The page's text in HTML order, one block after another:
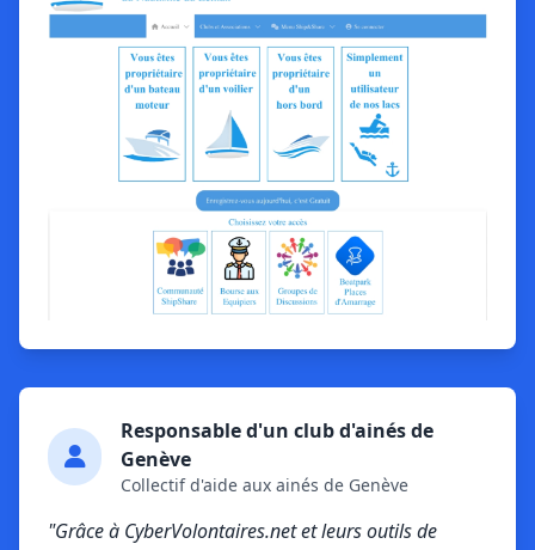
Responsable d'un club d'ainés de
Genève
Collectif d'aide aux ainés de Genève
"Grâce à CyberVolontaires.net et leurs outils de